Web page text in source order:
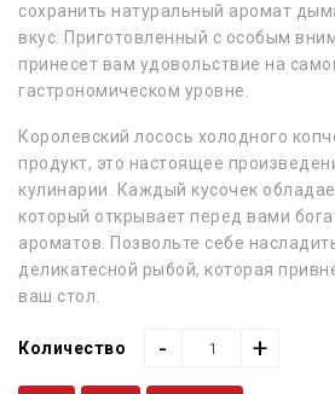
сохранить натуральный аромат
вкус. Приготовленный с особым
принесет вам удовольствие на
гастрономическом уровне.
Королевский лосось холодного
продукт, это настоящее
кулинарии. Каждый кусочек
который открывает перед вами
ароматов. Позвольте себе
деликатесной рыбой, которая
ваш стол.
Количество - +